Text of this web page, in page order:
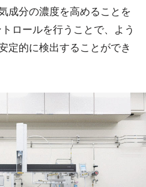
成分の濃度を高めることを
ロールを行うことで、よう
定的に検出することができ